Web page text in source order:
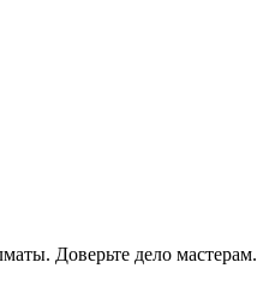
Доверьте дело мастерам.